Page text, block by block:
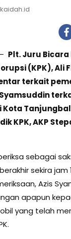
Plt. Juru Bicara
(KPK), Ali
terkait
Syamsuddin
KPK, AKP
sebagai
sekira jam
Azis
apapun
yang telah